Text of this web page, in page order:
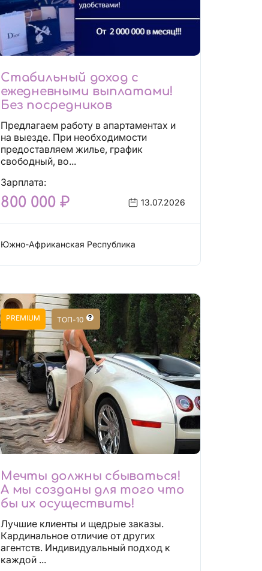
Стабильный доход с
ежедневными выплатами!
Без посредников
Предлагаем работу в апартаментах и
на выезде. При необходимости
предоставляем жилье, график
свободный, во...
Зарплата:
800 000 ₽ 13.07.2026
Южно-Африканская Республика
PREMIUM ТОП-10
Мечты должны сбываться!
А мы созданы для того что
бы их осуществить!
Лучшие клиенты и щедрые заказы.
Кардинальное отличие от других
агентств. Индивидуальный подход к
каждой ...